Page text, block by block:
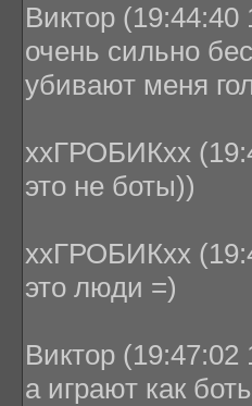
Виктор (19:44:40
очень сильно
убивают меня
ххГРОБИКхх
это не боты))
ххГРОБИКхх
это люди =)
Виктор (19:47:02
а играют как